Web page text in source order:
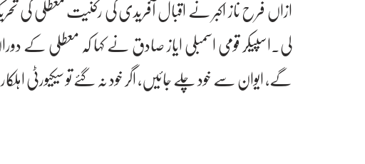
ازاں فرح ناز اکبر نے اقبال آفریدی کی رکنیت معطلی
لی۔اسپیکر قومی اسمبلی ایاز صادق نے کہا کہ معطلی کے
گے، ایوان سے خود چلے جائیں، اگر خود نہ گئے تو سیکیورٹی